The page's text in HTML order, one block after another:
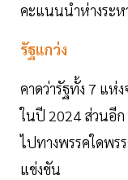
คะแนนนำห่างระห
รัฐแกว่ง
คาดว่ารัฐทั้ง 7 แห่
ในปี 2024 ส่วนอีก
ไปทางพรรคใดพร
แข่งขัน